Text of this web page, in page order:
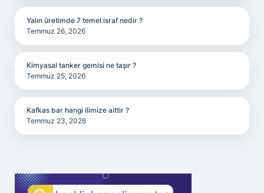
Yalın üretimde 7 temel israf nedir ?
Temmuz 26, 2026
Kimyasal tanker gemisi ne taşır ?
Temmuz 25, 2026
Kafkas bar hangi ilimize aittir ?
Temmuz 23, 2026